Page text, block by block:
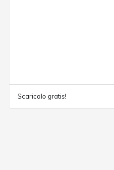
Scaricalo gratis!